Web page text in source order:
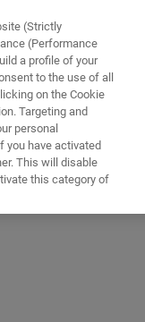
(Strictly
(Performance
a profile of your
to the use of all
on the Cookie
Targeting and
personal
you have activated
This will disable
this category of